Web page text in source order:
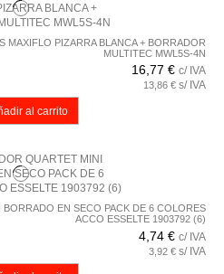
MAXIFLO PIZARRA BLANCA + BORRADOR
MULTITEC MWL5S-4N
16,77 € c/ IVA
13,86 € s/ IVA
al carrito
EN SECO PACK DE 6 COLORES
ACCO ESSELTE 1903792 (6)
4,74 € c/ IVA
3,92 € s/ IVA